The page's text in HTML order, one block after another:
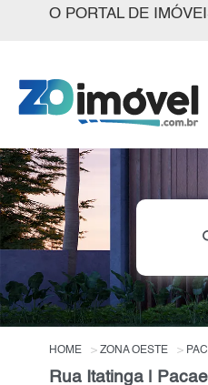
O PORTAL DE
HOME ZONA OESTE
Rua Itatinga |